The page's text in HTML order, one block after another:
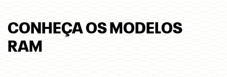
CONHEÇA OS MODELOS
RAM